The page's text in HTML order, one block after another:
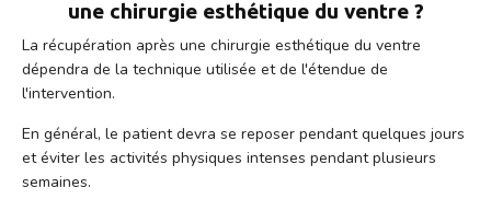
une chirurgie esthétique du ventre ?
La récupération après une chirurgie esthétique du ventre
dépendra de la technique utilisée et de l'étendue de
l'intervention.
En général, le patient devra se reposer pendant quelques jours
et éviter les activités physiques intenses pendant plusieurs
semaines.